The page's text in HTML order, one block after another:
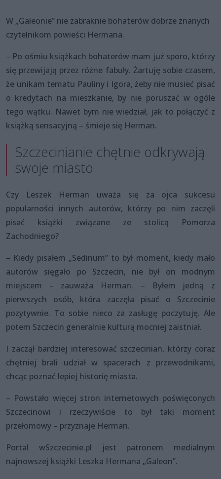
W „Galeonie” nie zabraknie bohaterów dobrze znanych
czytelnikom powieści Hermana.
– Po ośmiu książkach bohaterów mam już sporo, którzy
się przewijają przez różne fabuły. Żartuję sobie czasem,
że unikam tematu Pauliny i Igora, żeby nie musieć pisać
o kredytach na mieszkanie, by nie poruszać w ogóle
tego wątku. Nawet bym nie wiedział, jak to połączyć z
książką sensacyjną – śmieje się Herman.
Szczecinianie chętnie odkrywają
swoje miasto
Czy Leszek Herman uważa się za ojca sukcesu
popularności innych autorów, którzy po nim zaczęli
pisać książki związane ze stolicą Pomorza
Zachodniego?
– Kiedy pisałem „Sedinum” to był moment, kiedy mało
autorów sięgało po Szczecin, nie był on modnym
miejscem – zauważa Herman. – Byłem jedną z
pierwszych osób, która zaczęła pisać o Szczecinie
pozytywnie. To sobie nieco za zasługę poczytuję. Ale
potem Szczecin generalnie kulturą mocniej zaistniał.
I zaczął bardziej interesować szczecinian, którzy coraz
chętniej brali udział w spacerach z przewodnikami,
chcąc poznać lepiej historię miasta.
– Powstało więcej stron internetowych poświęconych
Szczecinowi i rzeczywiście to był taki moment
przełomowy – przyznaje Herman.
Portal wSzczecinie.pl jest patronem medialnym
najnowszej książki Leszka Hermana „Galeon”.